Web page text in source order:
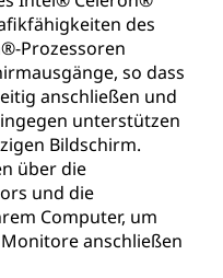
des
Prozessoren
so dass
anschließen und
unterstützen
Bildschirm.
über die
und die
Computer, um
anschließen